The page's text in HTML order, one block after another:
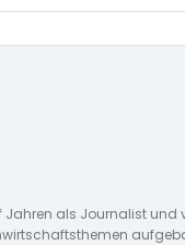
Jahren als Journalist